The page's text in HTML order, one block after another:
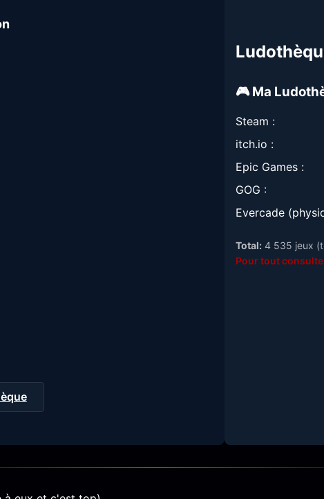
🎮 Ma
Steam :
itch.io :
Epic Games :
GOG :
Evercade
Total: 4 535 jeux
Pour tout